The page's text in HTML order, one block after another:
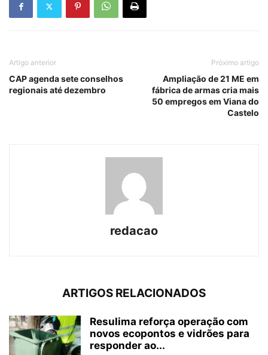
Artigo anterior
CAP agenda sete conselhos
regionais até dezembro
Próximo artigo
Ampliação de 21 ME em
fábrica de armas cria mais
50 empregos em Viana do
Castelo
redacao
ARTIGOS RELACIONADOS
Resulima reforça operação com
novos ecopontos e vidrões para
responder ao...